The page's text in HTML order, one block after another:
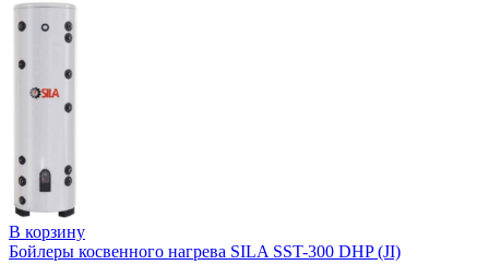
В корзину
Бойлеры косвенного нагрева SILA SST-300 DHP (JI)